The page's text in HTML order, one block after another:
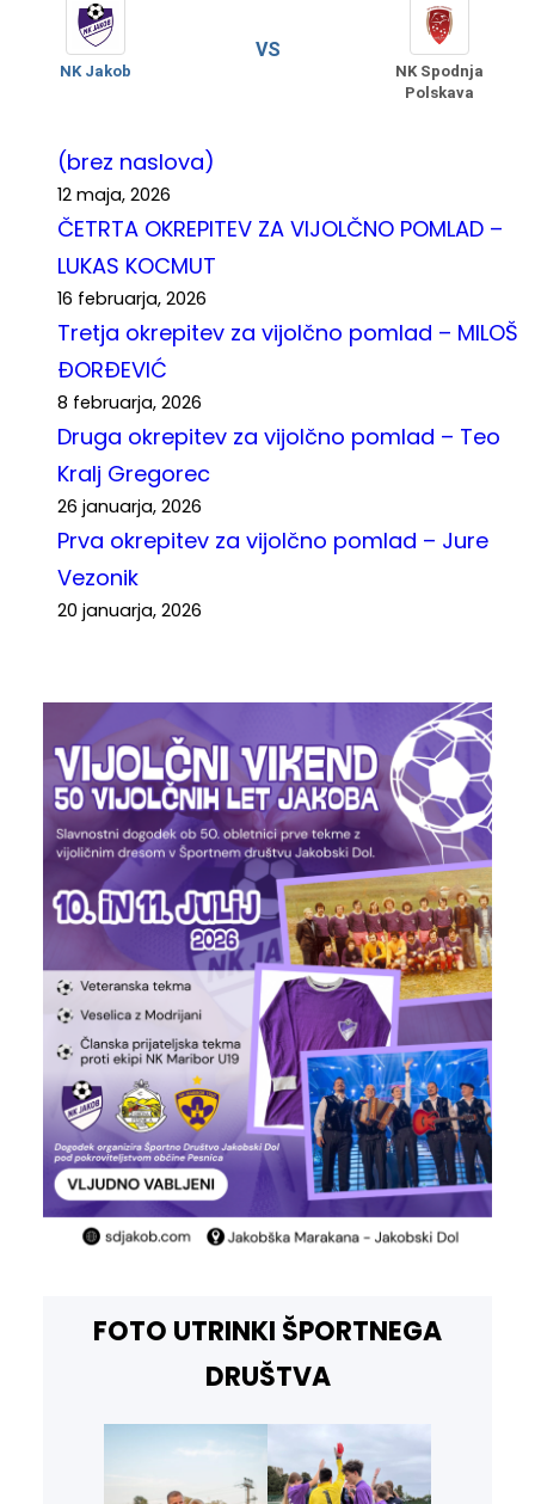
NK Jakob
VS
NK Spodnja
Polskava
(brez naslova)
12 maja, 2026
ČETRTA OKREPITEV ZA VIJOLČNO POMLAD –
LUKAS KOCMUT
16 februarja, 2026
Tretja okrepitev za vijolčno pomlad – MILOŠ
ĐORĐEVIĆ
8 februarja, 2026
Druga okrepitev za vijolčno pomlad – Teo
Kralj Gregorec
26 januarja, 2026
Prva okrepitev za vijolčno pomlad – Jure
Vezonik
20 januarja, 2026
FOTO UTRINKI ŠPORTNEGA
DRUŠTVA